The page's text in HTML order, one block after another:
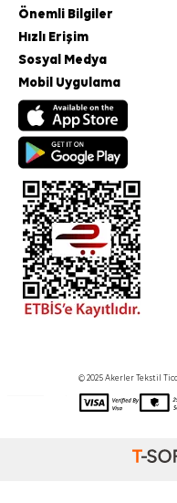
Önemli Bilgiler
Hızlı Erişim
Sosyal Medya
Mobil Uygulama
© 2025 Akerler Tekstil